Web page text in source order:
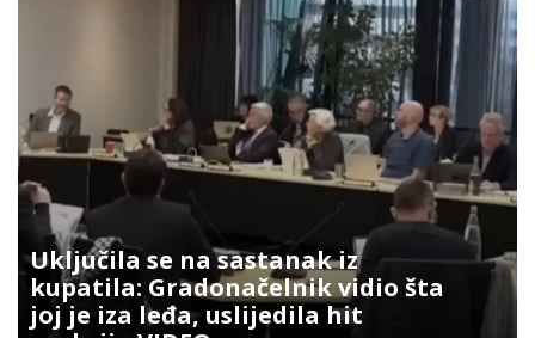
Uključila se na sastanak iz
kupatila: Gradonačelnik vidio šta
joj je iza leđa, uslijedila hit